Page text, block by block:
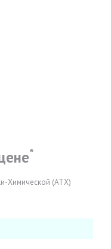
*
Химической (АТХ)